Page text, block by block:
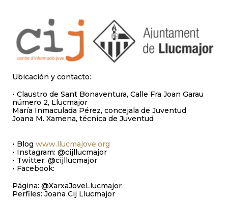
Ubicación y contacto:
• Claustro de Sant Bonaventura, Calle Fra Joan Garau
número 2, Llucmajor
María Inmaculada Pérez, concejala de Juventud
Joana M. Xamena, técnica de Juventud
• Blog www.llucmajove.org
• Instagram: @cijllucmajor
• Twitter: @cijllucmajor
• Facebook:
Página: @XarxaJoveLlucmajor
Perfiles: Joana Cij Llucmajor